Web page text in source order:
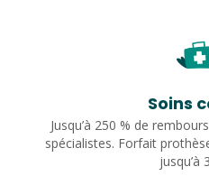
Soins
Jusqu’à 250 % de
spécialistes. Forfait
jusqu’à